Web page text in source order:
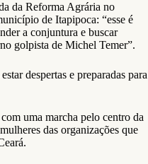
da Reforma Agrária no
de Itapipoca: “esse é
a conjuntura e buscar
golpista de Michel Temer”.
despertas e preparadas para
uma marcha pelo centro da
das organizações que